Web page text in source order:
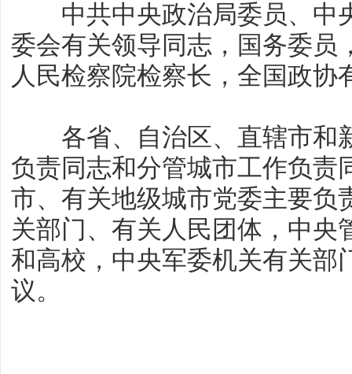
中共中央政治局委员、中
委会有关领导同志，国务委员
人民检察院检察长，全国政协
各省、自治区、直辖市和
负责同志和分管城市工作负责
市、有关地级城市党委主要负
关部门、有关人民团体，中央
和高校，中央军委机关有关部
议。